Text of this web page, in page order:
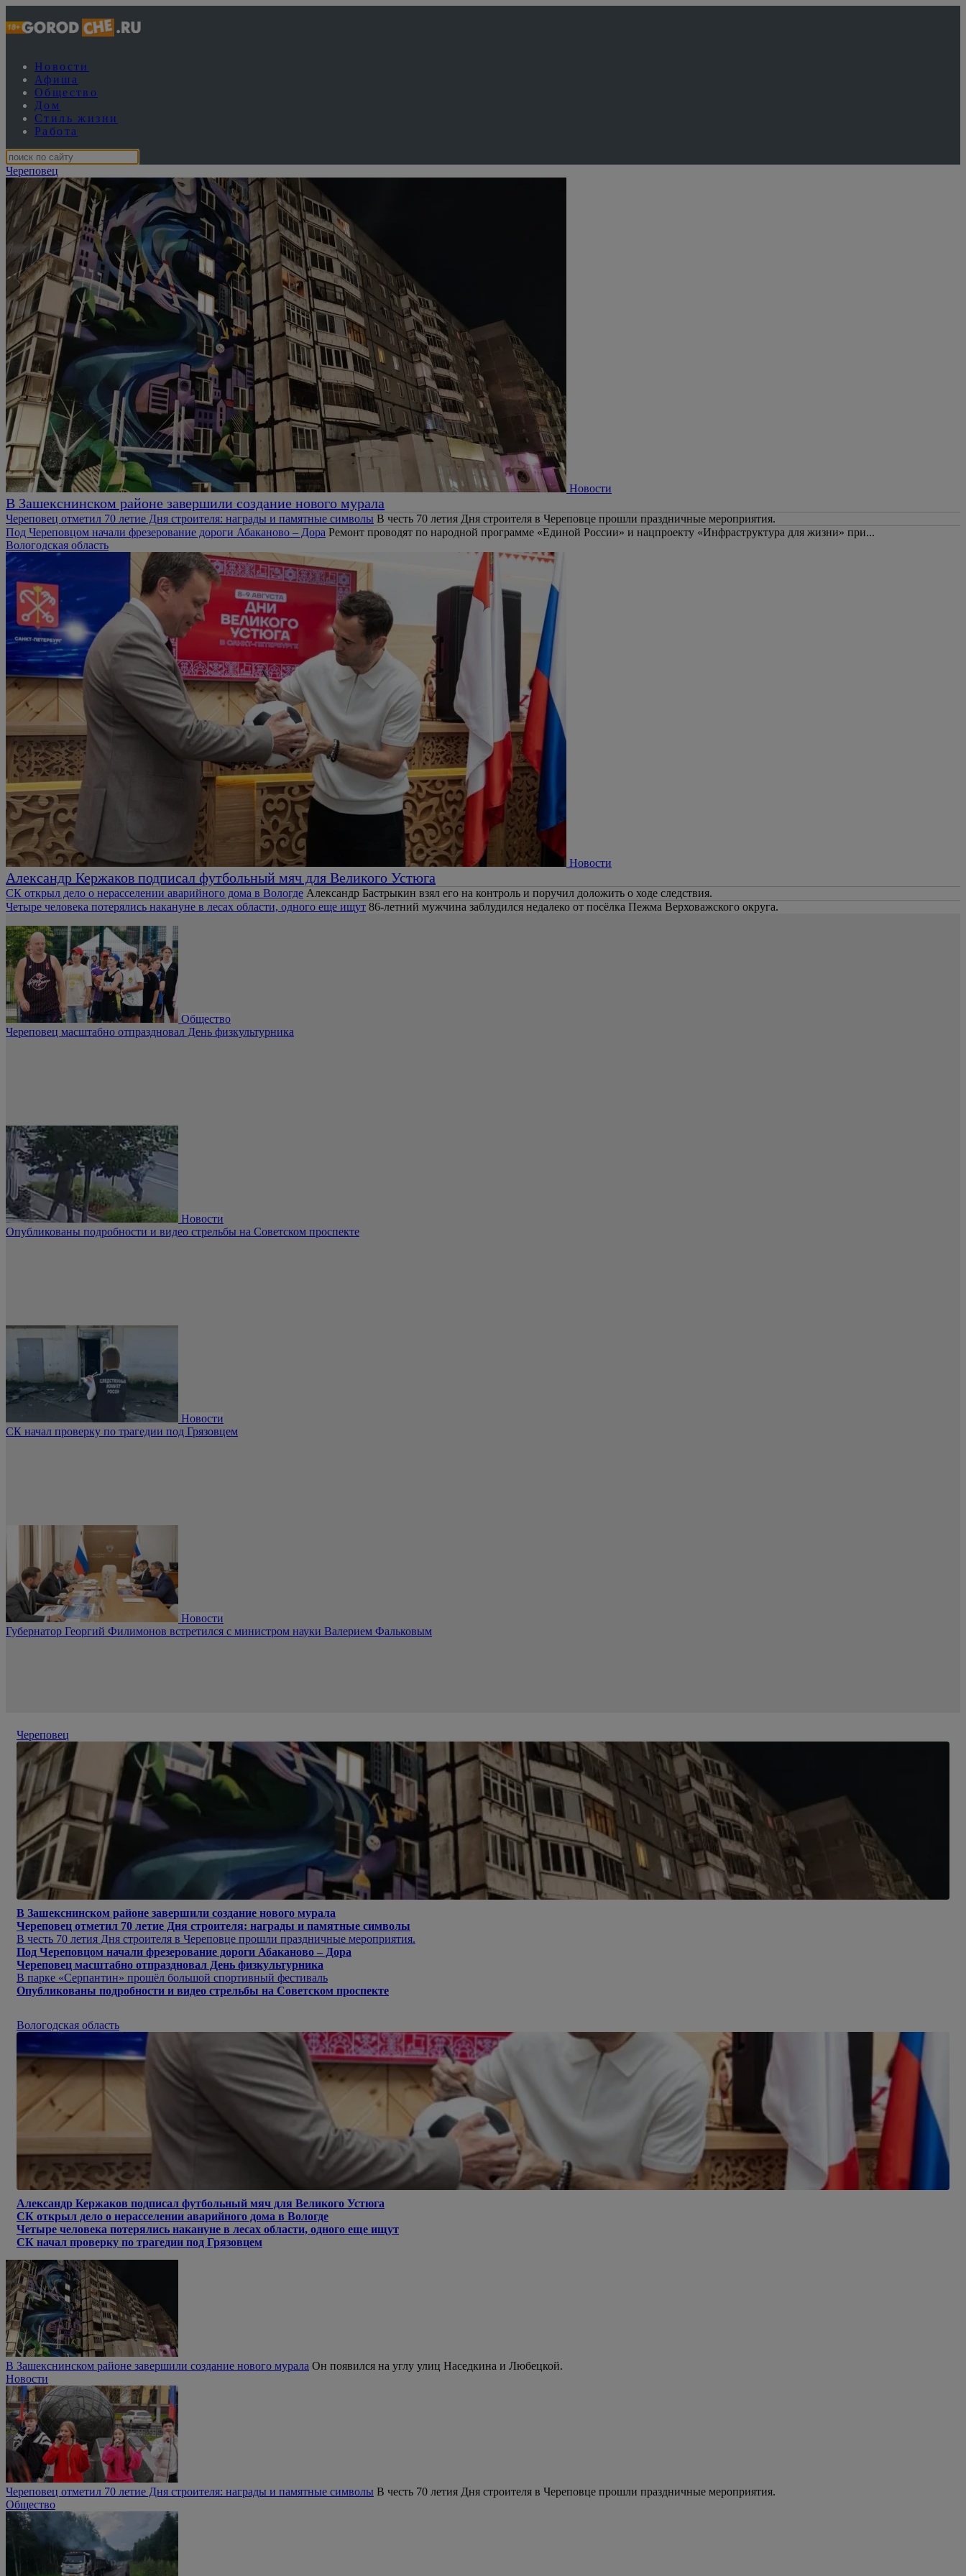
Новости
Афиша
Общество
Дом
Стиль жизни
Работа
Череповец
Новости
В Зашекснинском районе завершили создание нового мурала
Череповец отметил 70 летие Дня строителя: награды и памятные символы В честь 70 летия Дня строителя в Череповце прошли праздничные мероприятия.
Под Череповцом начали фрезерование дороги Абаканово – Дора Ремонт проводят по народной программе «Единой России» и нацпроекту «Инфраструктура для жизни» при...
Вологодская область
Новости
Александр Кержаков подписал футбольный мяч для Великого Устюга
СК открыл дело о нерасселении аварийного дома в Вологде Александр Бастрыкин взял его на контроль и поручил доложить о ходе следствия.
Четыре человека потерялись накануне в лесах области, одного еще ищут 86-летний мужчина заблудился недалеко от посёлка Пежма Верховажского округа.
Общество
Череповец масштабно отпраздновал День физкультурника
Новости
Опубликованы подробности и видео стрельбы на Советском проспекте
Новости
СК начал проверку по трагедии под Грязовцем
Новости
Губернатор Георгий Филимонов встретился с министром науки Валерием Фальковым
Череповец
В Зашекснинском районе завершили создание нового мурала
Череповец отметил 70 летие Дня строителя: награды и памятные символы
В честь 70 летия Дня строителя в Череповце прошли праздничные мероприятия.
Под Череповцом начали фрезерование дороги Абаканово – Дора
Череповец масштабно отпраздновал День физкультурника
В парке «Серпантин» прошёл большой спортивный фестиваль
Опубликованы подробности и видео стрельбы на Советском проспекте
Вологодская область
Александр Кержаков подписал футбольный мяч для Великого Устюга
СК открыл дело о нерасселении аварийного дома в Вологде
Четыре человека потерялись накануне в лесах области, одного еще ищут
СК начал проверку по трагедии под Грязовцем
В Зашекснинском районе завершили создание нового мурала Он появился на углу улиц Наседкина и Любецкой.
Новости
Череповец отметил 70 летие Дня строителя: награды и памятные символы В честь 70 летия Дня строителя в Череповце прошли праздничные мероприятия.
Общество